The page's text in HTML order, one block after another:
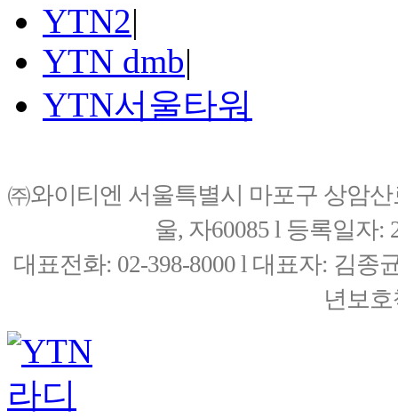
YTN2|
YTN dmb|
YTN서울타워
㈜와이티엔 서울특별시 마포구 상암
울, 자60085 l 등록일자:
대표전화: 02-398-8000 l 대표자: 김종
년보